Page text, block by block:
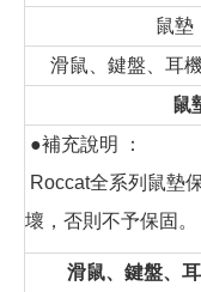
鼠墊
滑鼠、鍵盤、耳
鼠
●補充說明 ：
Roccat全系列鼠墊
壞，否則不予保固。
滑鼠、鍵盤、